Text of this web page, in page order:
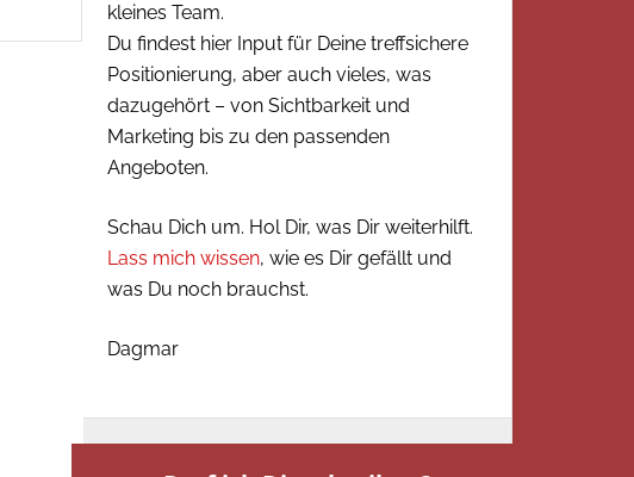
kleines Team.
Du findest hier Input für Deine treffsichere
Positionierung, aber auch vieles, was
dazugehört – von Sichtbarkeit und
Marketing bis zu den passenden
Angeboten.
Schau Dich um. Hol Dir, was Dir weiterhilft.
Lass mich wissen, wie es Dir gefällt und
was Du noch brauchst.
Dagmar